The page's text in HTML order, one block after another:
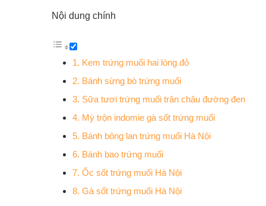
Nội dung chính
1. Kem trứng muối hai lòng đỏ
2. Bánh sừng bò trứng muối
3. Sữa tươi trứng muối trân châu đường đen
4. Mỳ trộn indomie gà sốt trứng muối
5. Bánh bông lan trứng muối Hà Nội
6. Bánh bao trứng muối
7. Ốc sốt trứng muối Hà Nội
8. Gà sốt trứng muối Hà Nội